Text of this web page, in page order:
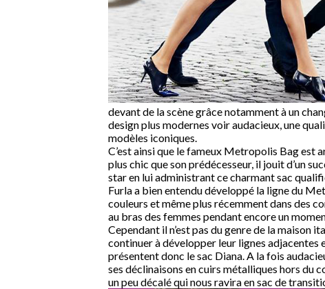
devant de la scène grâce notamment à un
design plus modernes voir audacieux, une
modèles iconiques.
C’est ainsi que le fameux Metropolis Bag est
plus chic que son prédécesseur, il jouit d’un
star en lui administrant ce charmant sac
Furla a bien entendu développé la ligne du
couleurs et même plus récemment dans des
au bras des femmes pendant encore un
Cependant il n’est pas du genre de la maison
continuer à développer leur lignes adjacentes
présentent donc le sac Diana. A la fois
ses déclinaisons en cuirs métalliques hors du
un peu décalé qui nous ravira en sac de